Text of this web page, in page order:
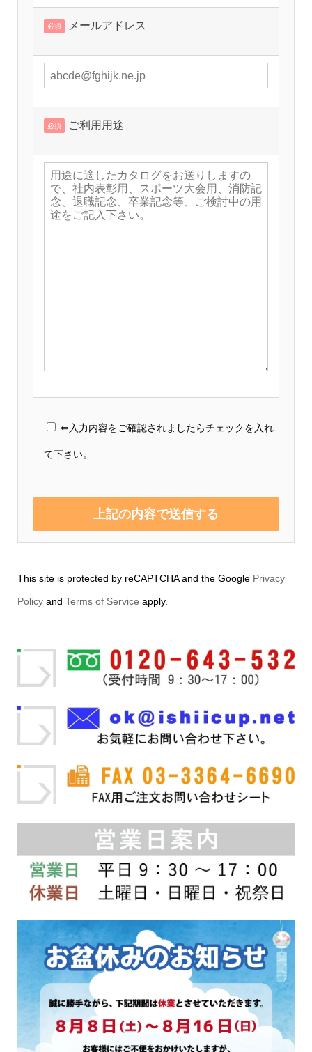
必須 メールアドレス
必須 ご利用用途
⇐入力内容をご確認されましたらチェックを入れ
て下さい。
This site is protected by reCAPTCHA and the Google Privacy
Policyand Terms of Service apply.